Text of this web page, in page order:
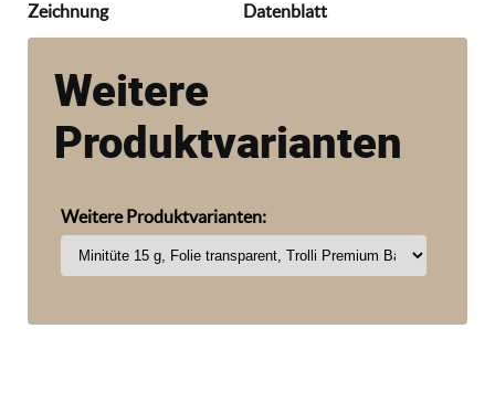
Zeichnung Datenblatt
Weitere
Produktvarianten
Weitere Produktvarianten: